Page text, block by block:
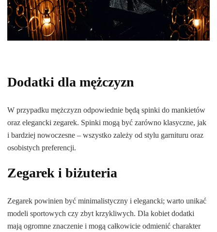
Dodatki dla mężczyzn
W przypadku mężczyzn odpowiednie będą spinki do mankietów
oraz elegancki zegarek. Spinki mogą być zarówno klasyczne, jak
i bardziej nowoczesne – wszystko zależy od stylu garnituru oraz
osobistych preferencji.
Zegarek i biżuteria
Zegarek powinien być minimalistyczny i elegancki; warto unikać
modeli sportowych czy zbyt krzykliwych. Dla kobiet dodatki
mają ogromne znaczenie i mogą całkowicie odmienić charakter